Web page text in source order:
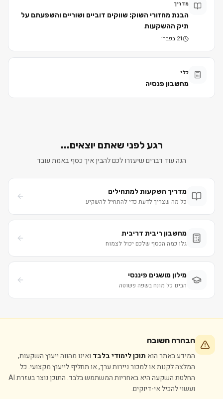
מדריך
הבנת מחזורי השוק: שווקים דוביים ושוריים והשפעתם על
תיק ההשקעות
21 בפבר׳
כלי
מחשבון פנסיה
רגע לפני שאתם יוצאים...
הנה עוד דברים שיעזרו לכם להבין איך כסף באמת עובד
מדריך השקעות למתחילים
כל מה שצריך לדעת כדי להתחיל להשקיע
מחשבון ריבית דריבית
גלו כמה הכסף שלכם יכול לצמוח
מילון מושגים פיננסי
הבינו כל מונח בשפה פשוטה
הבהרה חשובה
המידע באתר הוא תוכן לימודי בלבד ואינו מהווה ייעוץ השקעות,
המלצה לקנות או למכור ניירות ערך, או תחליף לייעוץ מקצועי. כל
החלטת השקעה היא באחריות המשתמש בלבד. התוכן נוצר בעזרת AI
ועשוי להכיל אי-דיוקים.